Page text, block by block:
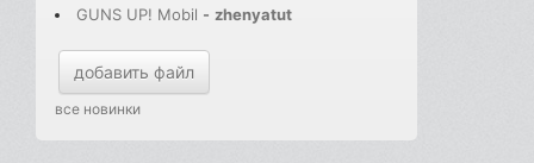
GUNS UP! Mobil - zhenyatut
добавить файл
все новинки